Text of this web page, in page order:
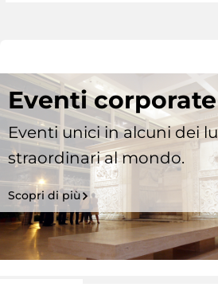
Eventi corporate
Eventi unici in alcuni dei
straordinari al mondo.
Scopri di più